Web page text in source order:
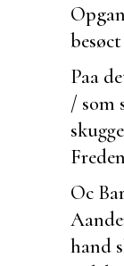
besøct
Paa
/ som
Oc
hand